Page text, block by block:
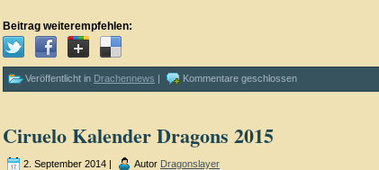
Beitrag weiterempfehlen:
Veröffentlicht in Drachennews | Kommentare geschlossen
Ciruelo Kalender Dragons 2015
2. September 2014 | Autor Dragonslayer